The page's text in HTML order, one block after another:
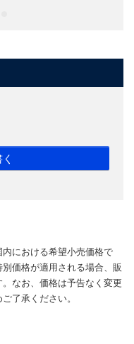
における希望小売価格で
価格が適用される場合、販
なお、価格は予告なく変更
了承ください。